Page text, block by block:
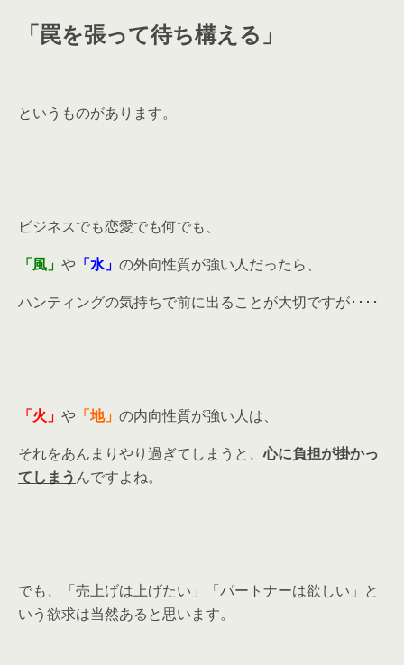
「罠を張って待ち構える」
というものがあります。
ビジネスでも恋愛でも何でも、
「風」 や 「水」 の外向性質が強い人だったら、
ハンティングの気持ちで前に出ることが大切ですが････
「火」 や 「地」 の内向性質が強い人は、
それをあんまりやり過ぎてしまうと、心に負担が掛かっ
てしまうんですよね。
でも、「売上げは上げたい」「パートナーは欲しい」と
いう欲求は当然あると思います。